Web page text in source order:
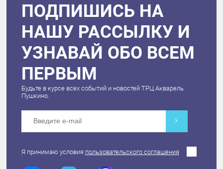
ПОДПИШИСЬ НА
НАШУ РАССЫЛКУ И
УЗНАВАЙ ОБО ВСЕМ
ПЕРВЫМ
Будьте в курсе всех событий и новостей ТРЦ Акварель
Пушкино.
Я принимаю условия пользовательского соглашения